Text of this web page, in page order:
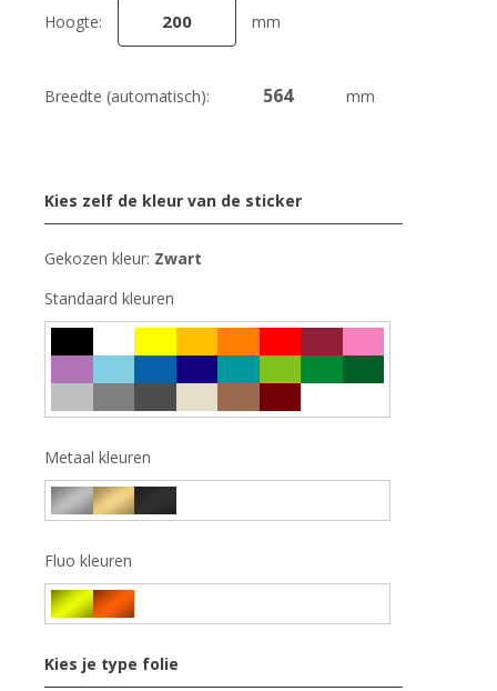
Hoogte: mm
Breedte (automatisch): mm
Kies zelf de kleur van de sticker
Gekozen kleur: Zwart
Standaard kleuren
Metaal kleuren
Fluo kleuren
Kies je type folie